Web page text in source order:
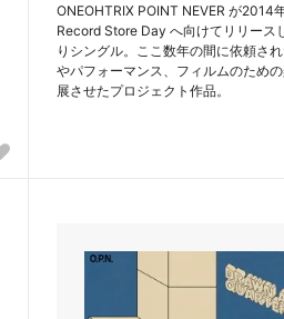
ONEOHTRIX POINT NEVER が2014
Record Store Day へ向けてリリース
りシングル。ここ数年の間に依頼さ
やパフォーマンス、フィルムのため
展させたプロジェクト作品。